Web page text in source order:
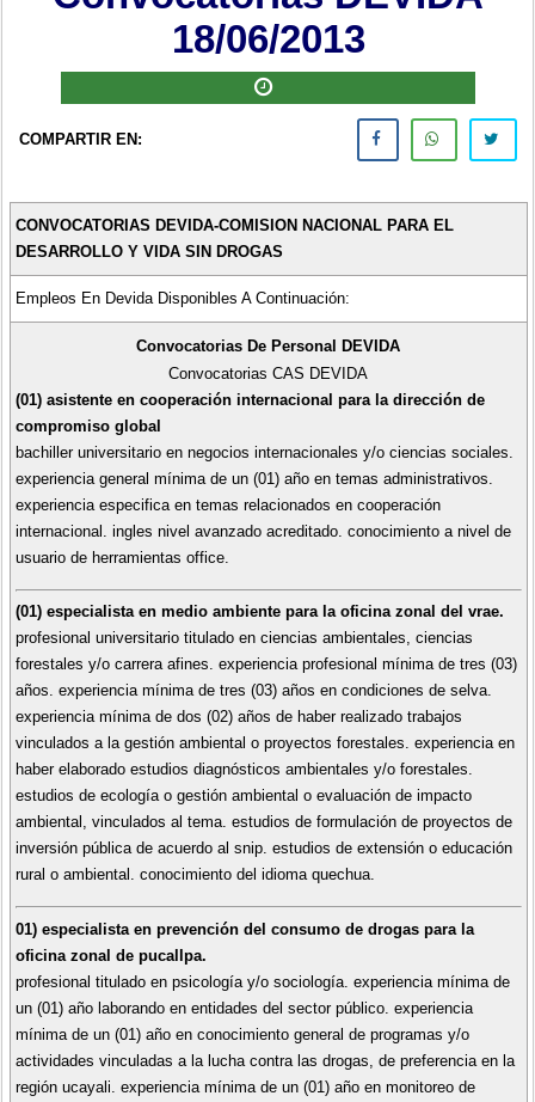
18/06/2013
COMPARTIR EN:
CONVOCATORIAS DEVIDA-COMISION NACIONAL PARA EL
DESARROLLO Y VIDA SIN DROGAS
Empleos En Devida Disponibles A Continuación:
Convocatorias De Personal DEVIDA
Convocatorias CAS DEVIDA
(01) asistente en cooperación internacional para la dirección de
compromiso global
bachiller universitario en negocios internacionales y/o ciencias sociales.
experiencia general mínima de un (01) año en temas administrativos.
experiencia especifica en temas relacionados en cooperación
internacional. ingles nivel avanzado acreditado. conocimiento a nivel de
usuario de herramientas office.
(01) especialista en medio ambiente para la oficina zonal del vrae.
profesional universitario titulado en ciencias ambientales, ciencias
forestales y/o carrera afines. experiencia profesional mínima de tres (03)
años. experiencia mínima de tres (03) años en condiciones de selva.
experiencia mínima de dos (02) años de haber realizado trabajos
vinculados a la gestión ambiental o proyectos forestales. experiencia en
haber elaborado estudios diagnósticos ambientales y/o forestales.
estudios de ecología o gestión ambiental o evaluación de impacto
ambiental, vinculados al tema. estudios de formulación de proyectos de
inversión pública de acuerdo al snip. estudios de extensión o educación
rural o ambiental. conocimiento del idioma quechua.
01) especialista en prevención del consumo de drogas para la
oficina zonal de pucallpa.
profesional titulado en psicología y/o sociología. experiencia mínima de
un (01) año laborando en entidades del sector público. experiencia
mínima de un (01) año en conocimiento general de programas y/o
actividades vinculadas a la lucha contra las drogas, de preferencia en la
región ucayali. experiencia mínima de un (01) año en monitoreo de